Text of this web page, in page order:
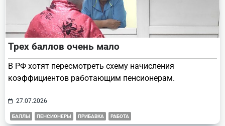
Трех баллов очень мало
В РФ хотят пересмотреть схему начисления
коэффициентов работающим пенсионерам.
27.07.2026
БАЛЛЫ ПЕНСИОНЕРЫ ПРИБАВКА РАБОТА